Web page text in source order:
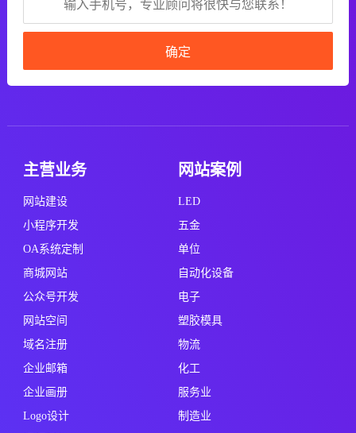
确定
主营业务
网站建设
小程序开发
OA系统定制
商城网站
公众号开发
网站空间
域名注册
企业邮箱
企业画册
Logo设计
网站案例
LED
五金
单位
自动化设备
电子
塑胶模具
物流
化工
服务业
制造业